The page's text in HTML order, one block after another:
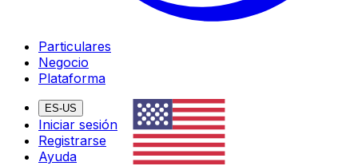
Particulares
Negocio
Plataforma
ES-US
Iniciar sesión
Registrarse
Ayuda